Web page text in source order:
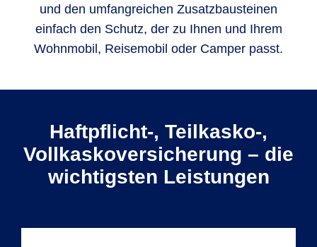
und den umfangreichen Zusatzbausteinen
einfach den Schutz, der zu Ihnen und Ihrem
Wohnmobil, Reisemobil oder Camper passt.
Haftpflicht-, Teilkasko-,
Vollkaskoversicherung – die
wichtigsten Leistungen